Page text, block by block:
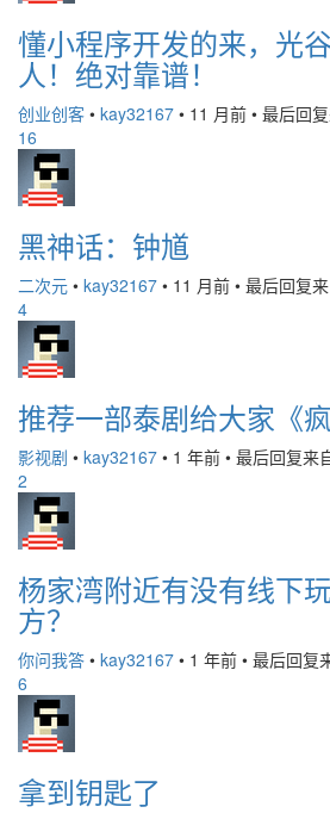
懂小程序开发的来，光
人！绝对靠谱！
创业创客 • kay32167 • 11 月前 • 最后回
16
黑神话：钟馗
二次元 • kay32167 • 11 月前 • 最后回复
4
推荐一部泰剧给大家《
影视剧 • kay32167 • 1 年前 • 最后回复来
2
杨家湾附近有没有线下
方？
你问我答 • kay32167 • 1 年前 • 最后回复
6
拿到钥匙了